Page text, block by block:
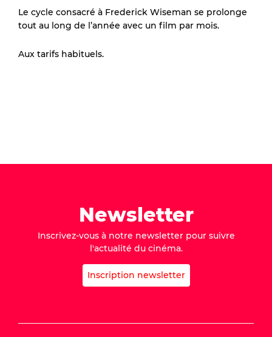
Le cycle consacré à Frederick Wiseman se prolonge
tout au long de l’année avec un film par mois.
Aux tarifs habituels.
Newsletter
Inscrivez-vous à notre newsletter pour suivre
l'actualité du cinéma.
Inscription newsletter